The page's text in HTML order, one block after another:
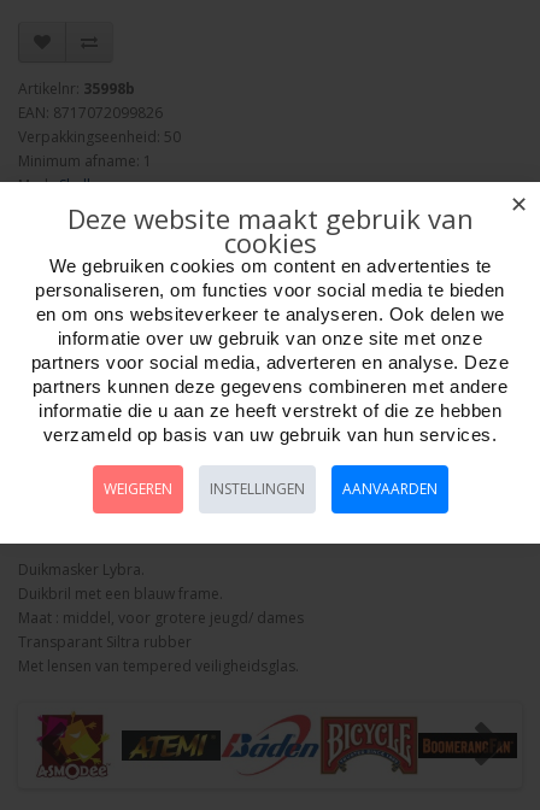
Artikelnr: 35998b
EAN: 8717072099826
Verpakkingseenheid: 50
Minimum afname: 1
Merk:Shallow
Aantal
Bestellen
Omschrijving Foto hoge resolutie Details
Duikmasker Lybra.
Duikbril met een blauw frame.
Maat : middel, voor grotere jeugd/ dames
Transparant Siltra rubber
Met lensen van tempered veiligheidsglas.
✕
Deze website maakt gebruik van
cookies
We gebruiken cookies om content en advertenties te
personaliseren, om functies voor social media te bieden
en om ons websiteverkeer te analyseren. Ook delen we
informatie over uw gebruik van onze site met onze
partners voor social media, adverteren en analyse. Deze
partners kunnen deze gegevens combineren met andere
informatie die u aan ze heeft verstrekt of die ze hebben
verzameld op basis van uw gebruik van hun services.
WEIGEREN INSTELLINGEN AANVAARDEN